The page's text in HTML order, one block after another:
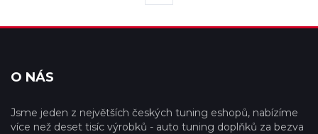
O NÁS
Jsme jeden z největších českých tuning eshopů, nabízíme
více než deset tisíc výrobků - auto tuning doplňků za bezva